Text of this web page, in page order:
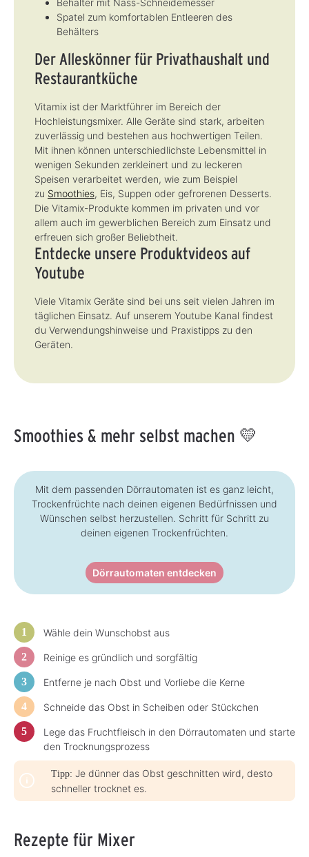
Spatel zum komfortablen Entleeren des
Behälters
Der Alleskönner für Privathaushalt und
Restaurantküche
Vitamix ist der Marktführer im Bereich der
Hochleistungsmixer. Alle Geräte sind stark, arbeiten
zuverlässig und bestehen aus hochwertigen Teilen.
Mit ihnen können unterschiedlichste Lebensmittel in
wenigen Sekunden zerkleinert und zu leckeren
Speisen verarbeitet werden, wie zum Beispiel
zu Smoothies, Eis, Suppen oder gefrorenen Desserts.
Die Vitamix-Produkte kommen im privaten und vor
allem auch im gewerblichen Bereich zum Einsatz und
erfreuen sich großer Beliebtheit.
Entdecke unsere Produktvideos auf
Youtube
Viele Vitamix Geräte sind bei uns seit vielen Jahren im
täglichen Einsatz. Auf unserem Youtube Kanal findest
du Verwendungshinweise und Praxistipps zu den
Geräten.
Smoothies & mehr selbst machen 💛
Mit dem passenden Dörrautomaten ist es ganz leicht,
Trockenfrüchte nach deinen eigenen Bedürfnissen und
Wünschen selbst herzustellen. Schritt für Schritt zu
deinen eigenen Trockenfrüchten.
Dörrautomaten entdecken
Wähle dein Wunschobst aus
Reinige es gründlich und sorgfältig
Entferne je nach Obst und Vorliebe die Kerne
Schneide das Obst in Scheiben oder Stückchen
Lege das Fruchtfleisch in den Dörrautomaten und starte
den Trocknungsprozess
Tipp: Je dünner das Obst geschnitten wird, desto
schneller trocknet es.
Rezepte für Mixer